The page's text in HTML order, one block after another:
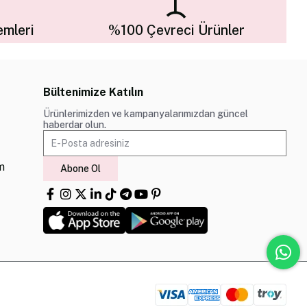
%100 Çevreci Ürünler
Bültenimize Katılın
Ürünlerimizden ve kampanyalarımızdan güncel
haberdar olun.
Abone Ol